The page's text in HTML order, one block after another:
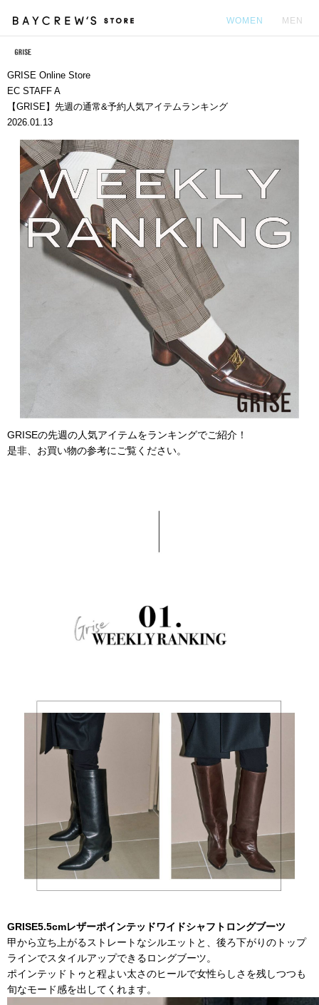
WOMEN MEN
GRISE Online Store
EC STAFF A
【GRISE】先週の通常&予約人気アイテムランキング
2026.01.13
GRISEの先週の人気アイテムをランキングでご紹介！
是非、お買い物の参考にご覧ください。
GRISE5.5cmレザーポインテッドワイドシャフトロングブーツ
甲から立ち上がるストレートなシルエットと、後ろ下がりのトップ
ラインでスタイルアップできるロングブーツ。
ポインテッドトゥと程よい太さのヒールで女性らしさを残しつつも
旬なモード感を出してくれます。